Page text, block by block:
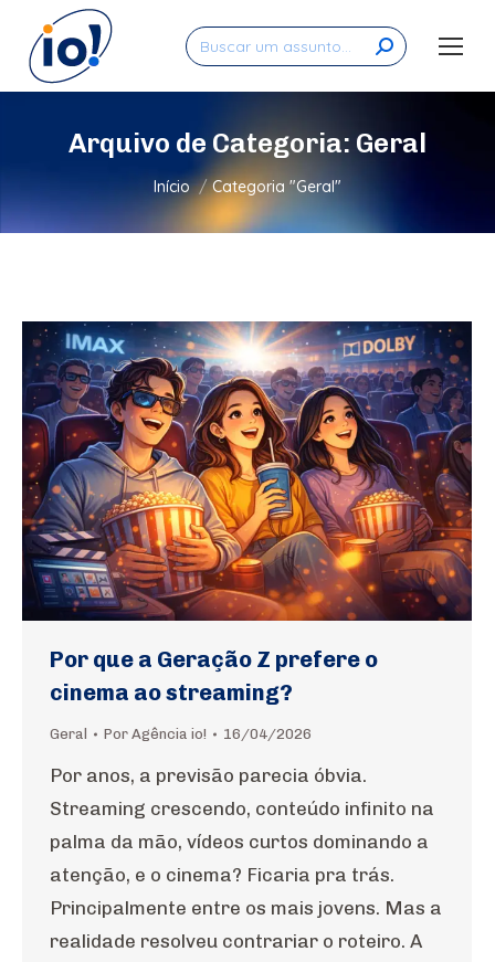
Search:
Arquivo de Categoria: Geral
Você está aqui:
Início Categoria "Geral"
Por que a Geração Z prefere o
cinema ao streaming?
Geral Por Agência io! 16/04/2026
Por anos, a previsão parecia óbvia.
Streaming crescendo, conteúdo infinito na
palma da mão, vídeos curtos dominando a
atenção, e o cinema? Ficaria pra trás.
Principalmente entre os mais jovens. Mas a
realidade resolveu contrariar o roteiro. A